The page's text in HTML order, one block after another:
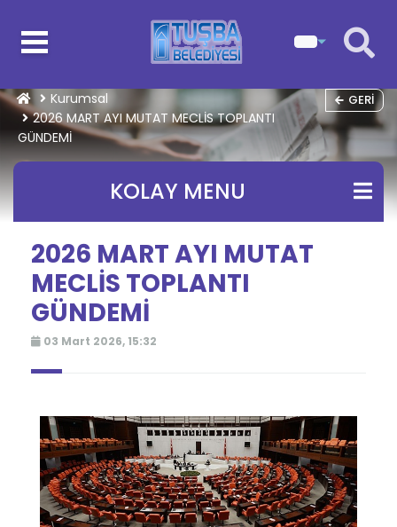
Kurumsal
2026 MART AYI MUTAT MECLİS TOPLANTI
GÜNDEMİ
GERI
KOLAY MENU
2026 MART AYI MUTAT
MECLİS TOPLANTI
GÜNDEMİ
03 Mart 2026, 15:32